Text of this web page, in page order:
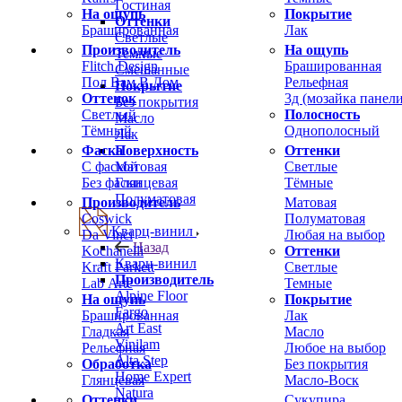
На ощупь
Брашированная
Покрытие
Лак
Производитель
Flitch Design
Пол Вам В Дом
Оттенок
Светлый
Тёмный
На ощупь
Брашированная
Рельефная
3д (мозайка
Полосность
Однополосный
Фаска
С фаской
Без фаски
Оттенки
Светлые
Тёмные
Производитель
Coswick
Da Vinci
Kochanelli
Kraft Parkett
Lab Arte
На ощупь
Брашированная
Гладкая
Рельефная
Обработка
Глянцевая
Матовая
Полуматовая
Любая на выбор
Оттенки
Светлые
Темные
Покрытие
Лак
Масло
Любое на выбор
Без покрытия
Масло-Воск
Гостиная
Оттенки
Светлые
Темные
Смешанные
Покрытие
Без покрытия
Масло
Лак
Поверхность
Матовая
Глянцевая
Полуматовая
Кварц-винил
Назад
Кварц-винил
Производитель
Alpine Floor
Fargo
Art East
Vinilam
Alta Step
Home Expert
Natura